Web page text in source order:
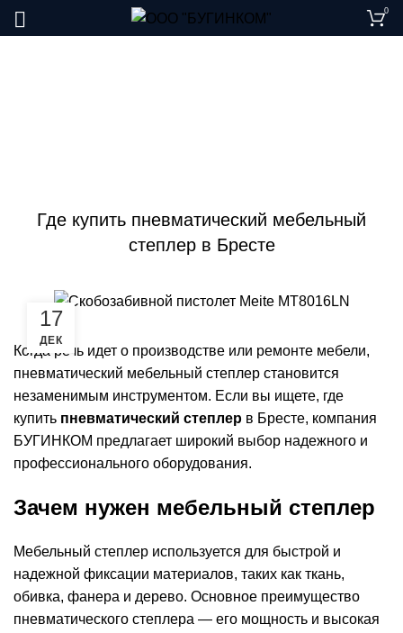
0
Где купить пневматический мебельный
степлер в Бресте
17
ДЕК
Когда речь идет о производстве или ремонте мебели,
пневматический мебельный степлер становится
незаменимым инструментом. Если вы ищете, где
купить пневматический степлер в Бресте, компания
БУГИНКОМ предлагает широкий выбор надежного и
профессионального оборудования.
Зачем нужен мебельный степлер
Мебельный степлер используется для быстрой и
надежной фиксации материалов, таких как ткань,
обивка, фанера и дерево. Основное преимущество
пневматического степлера — его мощность и высокая